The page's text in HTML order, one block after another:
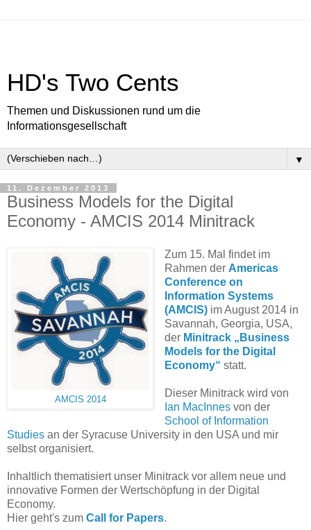
HD's Two Cents
Themen und Diskussionen rund um die
Informationsgesellschaft
▼
11. Dezember 2013
Business Models for the Digital
Economy - AMCIS 2014 Minitrack
AMCIS 2014
Zum 15. Mal findet im
Rahmen der Americas
Conference on
Information Systems
(AMCIS)im August 2014 in
Savannah, Georgia, USA,
der Minitrack „Business
Models for the Digital
Economy“ statt.
Dieser Minitrack wird von
Ian MacInnesvon der
School of Information
Studies an der Syracuse University in den USA und mir
selbst organisiert.
Inhaltlich thematisiert unser Minitrack vor allem neue und
innovative Formen der Wertschöpfung in der Digital
Economy.
Hier geht's zum Call for Papers.